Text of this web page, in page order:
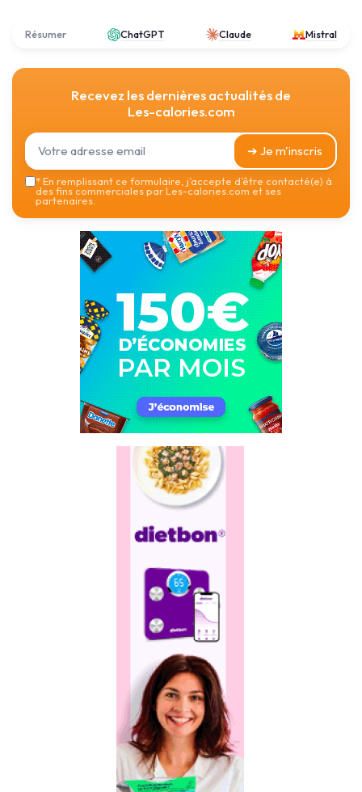
Résumer ChatGPT Claude Mistral
Recevez les dernières actualités de
Les-calories.com
➔ Je m'inscris
*En remplissant ce formulaire, j’accepte d’être contacté(e) à
des fins commerciales par Les-calories.com et ses
partenaires.